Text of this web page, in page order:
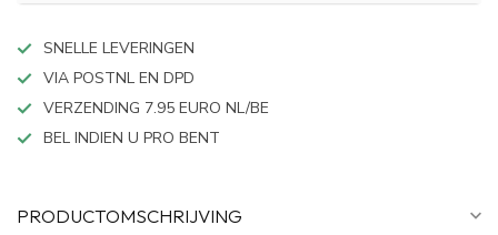
SNELLE LEVERINGEN
VIA POSTNL EN DPD
VERZENDING 7.95 EURO NL/BE
BEL INDIEN U PRO BENT
PRODUCTOMSCHRIJVING